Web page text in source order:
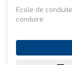
Ecole de
conduire.